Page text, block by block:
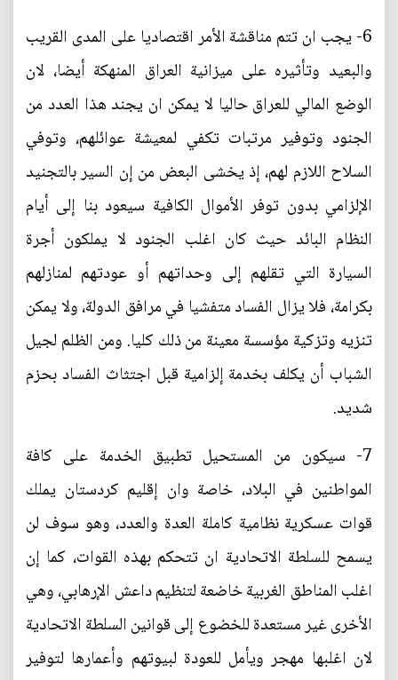
6- يجب ان تتم مناقشة الأمر اقتصاديا على المدى القريب
والبعيد وتأثيره على ميزانية العراق المنهكة أيضا، لان
الوضع المالي للعراق حاليا لا يمكن ان يجند هذا العدد من
الجنود وتوفير مرتبات تكفي لمعيشة عوائلهم، وتوفي
السلاح اللازم لهم، إذ يخشى البعض من إن السير بالتجنيد
الإلزامي بدون توفر الأموال الكافية سيعود بنا إلى أيام
النظام البائد حيث كان اغلب الجنود لا يملكون أجرة
السيارة التي تقلهم إلى وحداتهم أو عودتهم لمنازلهم
بكرامة، فلا يزال الفساد متفشيا في مرافق الدولة، ولا يمكن
تنزيه وتزكية مؤسسة معينة من ذلك كليا. ومن الظلم لجيل
الشباب أن يكلف بخدمة إلزامية قبل اجتثاث الفساد بحزم
شديد.
7- سيكون من المستحيل تطبيق الخدمة على كافة
المواطنين في البلاد، خاصة وان إقليم كردستان يملك
قوات عسكرية نظامية كاملة العدة والعدد، وهو سوف لن
يسمح للسلطة الاتحادية ان تتحكم بهذه القوات، كما إن
اغلب المناطق الغربية خاضعة لتنظيم داعش الإرهابي، وهي
الأخرى غير مستعدة للخضوع إلى قوانين السلطة الاتحادية
لان اغلبها مهجر ويأمل للعودة لبيوتهم وأعمارها لتوفير